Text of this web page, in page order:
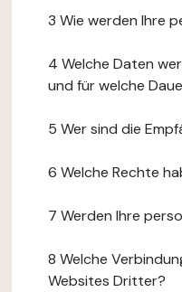
3 Wie werden Ihre
4 Welche Daten
und für welche
5 Wer sind die
6 Welche Rechte
7 Werden Ihre
8 Welche
Websites Dritter?